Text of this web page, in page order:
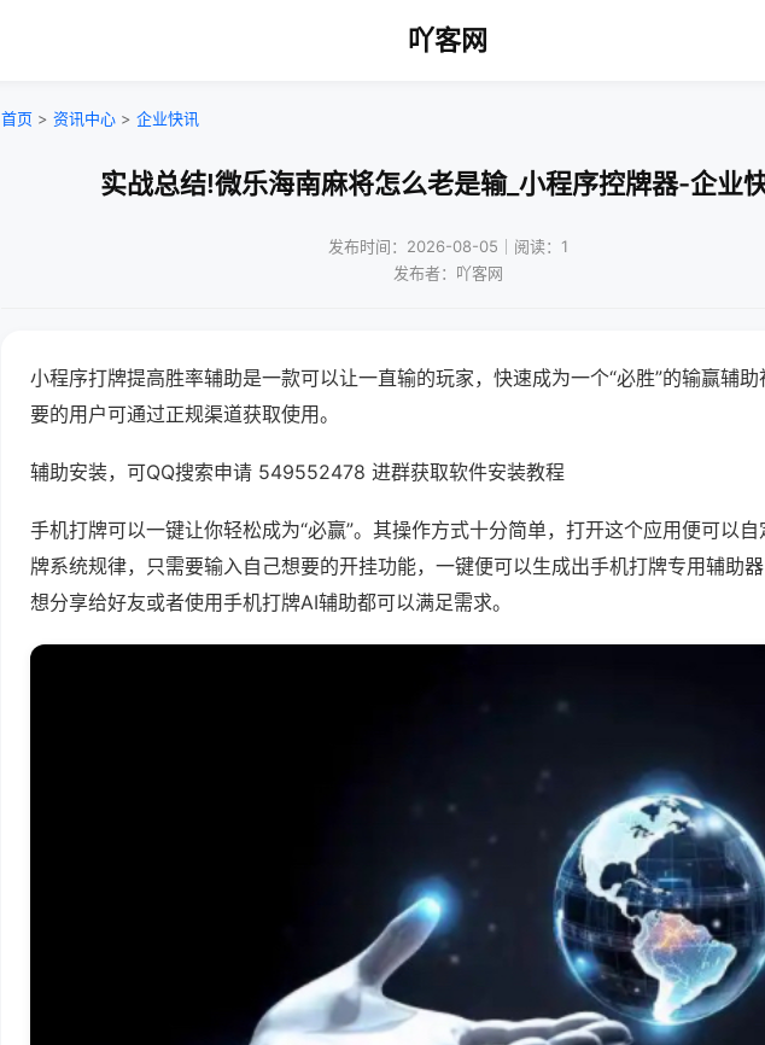
吖客网
首页 > 资讯中心 > 企业快讯
实战总结!微乐海南麻将怎么老是输_小程序控牌器-企业
发布时间：2026-08-05｜阅读：1
发布者：吖客网
小程序打牌提高胜率辅助是一款可以让一直输的玩家，快速成为一个“必胜”的输赢辅助
要的用户可通过正规渠道获取使用。
辅助安装，可QQ搜索申请 549552478 进群获取软件安装教程
手机打牌可以一键让你轻松成为“必赢”。其操作方式十分简单，打开这个应用便可以
牌系统规律，只需要输入自己想要的开挂功能，一键便可以生成出手机打牌专用辅助
想分享给好友或者使用手机打牌AI辅助都可以满足需求。